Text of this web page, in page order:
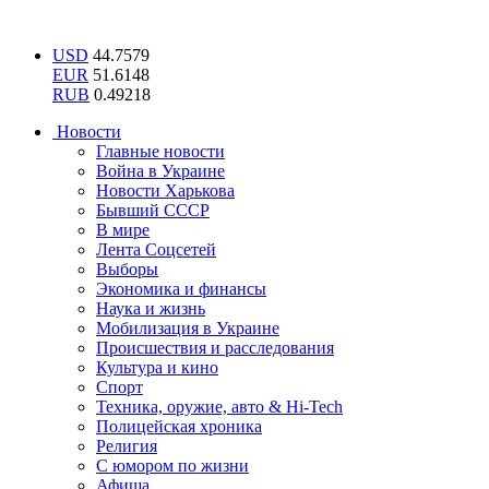
USD 44.7579
EUR 51.6148
RUB 0.49218
Новости
Главные новости
Война в Украине
Новости Харькова
Бывший СССР
В мире
Лента Соцсетей
Выборы
Экономика и финансы
Наука и жизнь
Мобилизация в Украине
Происшествия и расследования
Культура и кино
Спорт
Техника, оружие, авто & Hi-Tech
Полицейская хроника
Религия
С юмором по жизни
Афиша